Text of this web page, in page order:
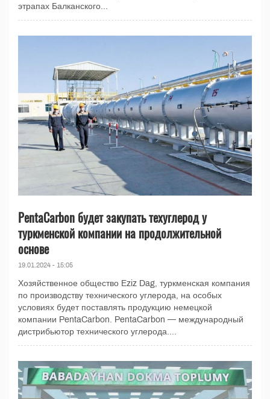
этрапах Балканского...
PentaCarbon будет закупать техуглерод у
туркменской компании на продолжительной
основе
19.01.2024 - 15:05
Хозяйственное общество Eziz Dag, туркменская компания
по производству технического углерода, на особых
условиях будет поставлять продукцию немецкой
компании PentaCarbon. PentaCarbon — международный
дистрибьютор технического углерода....